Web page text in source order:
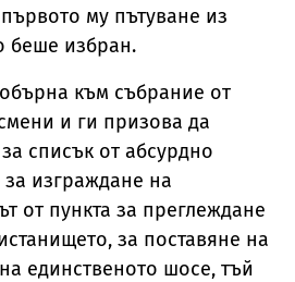
му пътуване из
беше избран.
към събрание от
и ги призова да
списък от абсурдно
изграждане на
от пункта за преглеждане
за поставяне на
единственото шосе, тъй